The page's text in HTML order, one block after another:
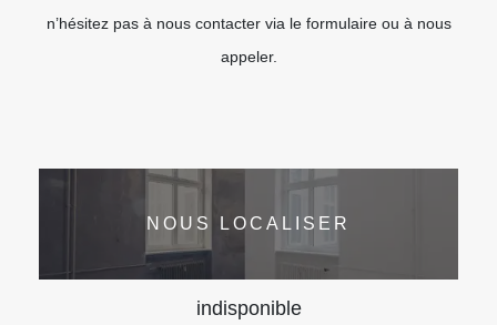
n’hésitez pas à nous contacter via le formulaire ou à nous
appeler.
NOUS LOCALISER
indisponible